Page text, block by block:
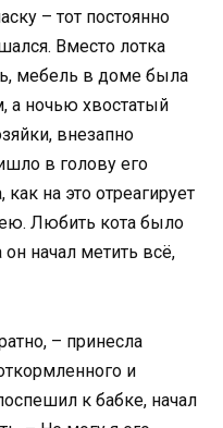
– тот постоянно
Вместо лотка
мебель в доме была
а ночью хвостатый
внезапно
в голову его
как на это отреагирует
Любить кота было
начал метить всё,
– принесла
и
к бабке, начал